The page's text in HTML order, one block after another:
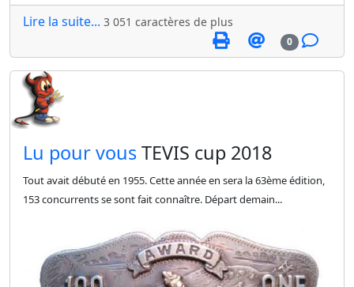
Lire la suite... 3 051 caractères de plus
0
​Lu pour vousTEVIS cup 2018
Tout avait débuté en 1955. Cette année en sera la 63ème édition,
153 concurrents se sont fait connaître. Départ demain...